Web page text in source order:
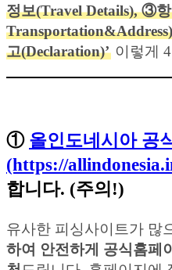
정보(Travel Details), ③
고(Declaration)’이렇게
① 올인도네시아 공
(https://
합니다. (주의!)
유사한 피싱사이트가 많
하여 안전하게 공식홈페